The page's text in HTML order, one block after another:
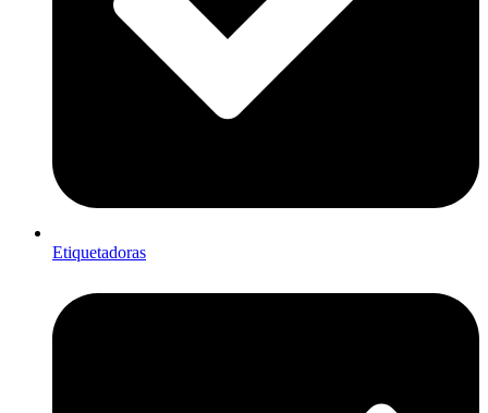
Etiquetadoras